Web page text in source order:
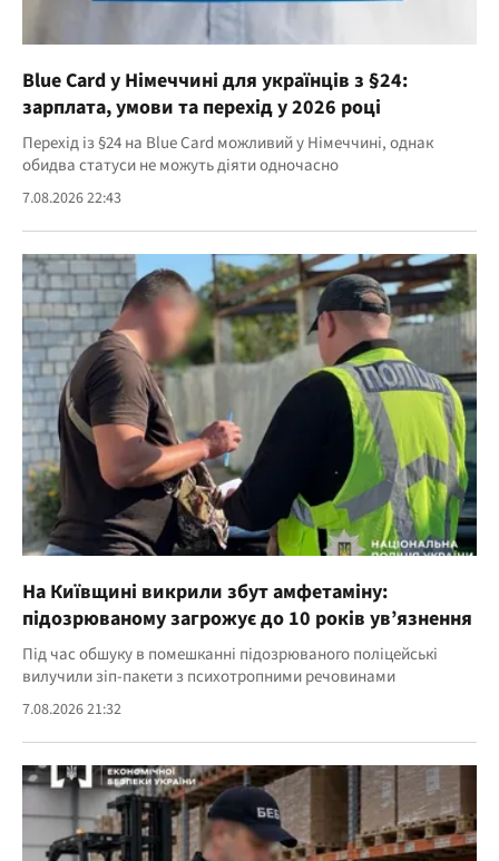
Blue Card у Німеччині для українців з §24:
зарплата, умови та перехід у 2026 році
Перехід із §24 на Blue Card можливий у Німеччині, однак
обидва статуси не можуть діяти одночасно
7.08.2026 22:43
На Київщині викрили збут амфетаміну:
підозрюваному загрожує до 10 років ув’язнення
Під час обшуку в помешканні підозрюваного поліцейські
вилучили зіп-пакети з психотропними речовинами
7.08.2026 21:32